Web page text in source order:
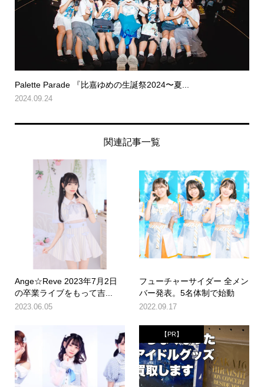
Palette Parade 『比嘉ゆめの生誕祭2024〜夏...
2024.09.24
関連記事一覧
Ange☆Reve 2023年7月2日
の卒業ライブをもって吉...
2023.06.05
フューチャーサイダー 全メン
バー発表。5名体制で始動
2022.09.17
【PR】